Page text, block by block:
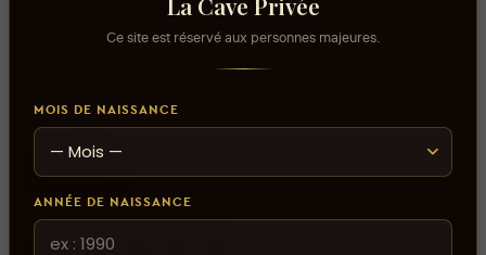
Avis
Ce site est réservé aux personnes majeures.
MOIS DE NAISSANCE
ANNÉE DE NAISSANCE